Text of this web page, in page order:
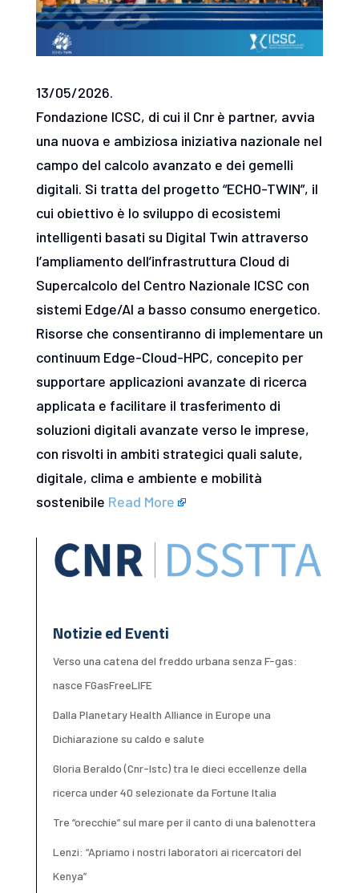
13/05/2026.
Fondazione ICSC, di cui il Cnr è partner, avvia
una nuova e ambiziosa iniziativa nazionale nel
campo del calcolo avanzato e dei gemelli
digitali. Si tratta del progetto “ECHO-TWIN”, il
cui obiettivo è lo sviluppo di ecosistemi
intelligenti basati su Digital Twin attraverso
l’ampliamento dell’infrastruttura Cloud di
Supercalcolo del Centro Nazionale ICSC con
sistemi Edge/AI a basso consumo energetico.
Risorse che consentiranno di implementare un
continuum Edge-Cloud-HPC, concepito per
supportare applicazioni avanzate di ricerca
applicata e facilitare il trasferimento di
soluzioni digitali avanzate verso le imprese,
con risvolti in ambiti strategici quali salute,
digitale, clima e ambiente e mobilità
sostenibile Read More
Notizie ed Eventi
Verso una catena del freddo urbana senza F-gas:
nasce FGasFreeLIFE
Dalla Planetary Health Alliance in Europe una
Dichiarazione su caldo e salute
Gloria Beraldo (Cnr-Istc) tra le dieci eccellenze della
ricerca under 40 selezionate da Fortune Italia
Tre “orecchie” sul mare per il canto di una balenottera
Lenzi: “Apriamo i nostri laboratori ai ricercatori del
Kenya”